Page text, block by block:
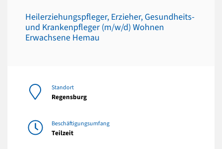
Heilerziehungspfleger, Erzieher, Gesundheits-
und Krankenpfleger (m/w/d) Wohnen
Erwachsene Hemau
Standort
Regensburg
Beschäftigungsumfang
Teilzeit